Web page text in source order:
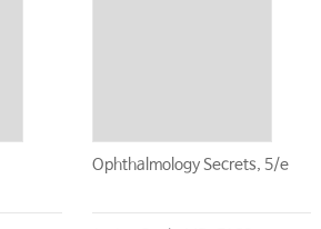
Ophthalmology Secrets, 5/e